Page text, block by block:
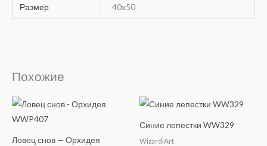
Размер 40х50
Похожие
Ловец снов — Орхидея
Синие лепестки WW329
WizardiArt